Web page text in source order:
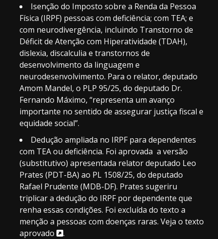
Isenção do Imposto sobre a Renda da Pessoa
Física (IRPF) pessoas com deficiência; com TEA; e
com neurodivergência, incluindo Transtorno de
Déficit de Atenção com Hiperatividade (TDAH),
dislexia, discalculia e transtornos de
desenvolvimento da linguagem e
neurodesenvolvimento. Para o relator, deputado
Amom Mandel, o PLP 95/25, do deputado Dr.
Fernando Máximo, “representa um avanço
importante no sentido de assegurar justiça fiscal e
equidade social”.
Dedução ampliada no IRPF para dependentes
com TEA ou deficiência. Foi aprovada a versão
(substitutivo) apresentada relator deputado Leo
Prates (PDT-BA) ao PL 1508/25, do deputado
Rafael Prudente (MDB-DF). Prates sugeriru
triplicar a dedução do IRPF por dependente que
renha essas condições. Foi excluída do texto a
menção a pessoas com doenças raras. Veja o texto
aprovado
.